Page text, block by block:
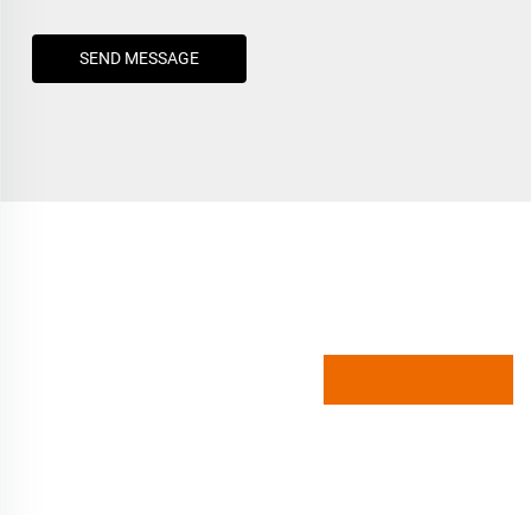
SEND MESSAGE